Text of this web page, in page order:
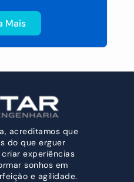
Mais
acreditamos que
do que erguer
experiências
sonhos em
e agilidade.